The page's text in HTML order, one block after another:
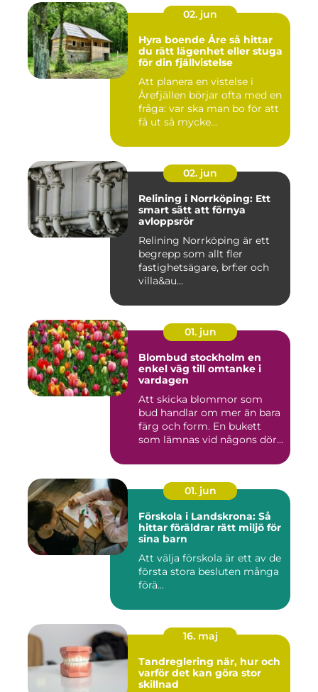
02. jun
Hyra boende Åre så hittar
du rätt lägenhet eller stuga
för din fjällvistelse
Att planera en vistelse i
Årefjällen börjar ofta med en
fråga: var ska man bo för att
få ut så mycke...
02. jun
Relining i Norrköping: Ett
smart sätt att förnya
avloppsrör
Relining Norrköping är ett
begrepp som allt fler
fastighetsägare, brf:er och
villa&au...
01. jun
Blombud stockholm en
enkel väg till omtanke i
vardagen
Att skicka blommor som
bud handlar om mer än bara
färg och form. En bukett
som lämnas vid någons dör...
01. jun
Förskola i Landskrona: Så
hittar föräldrar rätt miljö för
sina barn
Att välja förskola är ett av de
första stora besluten många
förä...
16. maj
Tandreglering när, hur och
varför det kan göra stor
skillnad